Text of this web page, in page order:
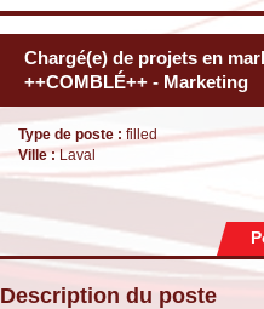
Chargé(e) de projets en
++COMBLÉ++ - Marketing
Type de poste : filled
Ville :Laval
Description du poste